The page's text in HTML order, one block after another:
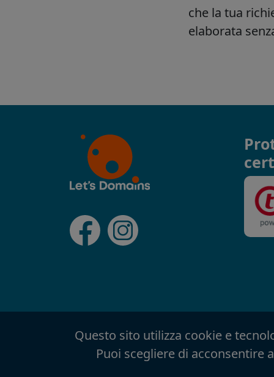
Questo sito utilizza cookie e
Puoi scegliere di acconsentire